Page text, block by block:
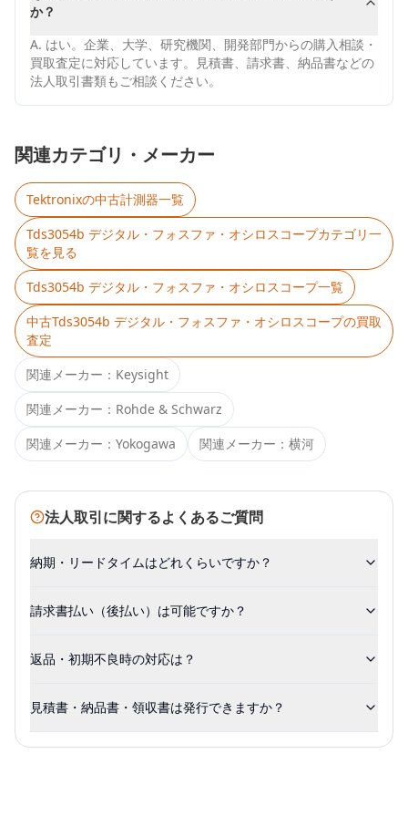
か？
A. はい。企業、大学、研究機関、開発部門からの購入相談・
買取査定に対応しています。見積書、請求書、納品書などの
法人取引書類もご相談ください。
関連カテゴリ・メーカー
Tektronixの中古計測器一覧
Tds3054b デジタル・フォスファ・オシロスコープカテゴリ一
覧を見る
Tds3054b デジタル・フォスファ・オシロスコープ一覧
中古Tds3054b デジタル・フォスファ・オシロスコープの買取
査定
関連メーカー： Keysight
関連メーカー： Rohde & Schwarz
関連メーカー： Yokogawa 関連メーカー： 横河
法人取引に関するよくあるご質問
納期・リードタイムはどれくらいですか？
請求書払い（後払い）は可能ですか？
返品・初期不良時の対応は？
見積書・納品書・領収書は発行できますか？